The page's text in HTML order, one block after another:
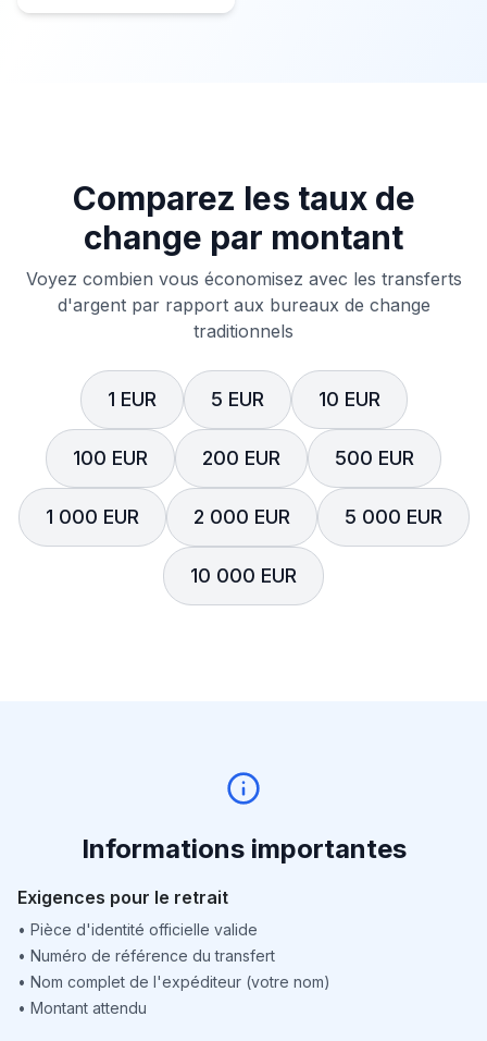
Comparez les taux de
change par montant
Voyez combien vous économisez avec les transferts
d'argent par rapport aux bureaux de change
traditionnels
1 EUR 5 EUR 10 EUR
100 EUR 200 EUR 500 EUR
1 000 EUR 2 000 EUR 5 000 EUR
10 000 EUR
Informations importantes
Exigences pour le retrait
• Pièce d'identité officielle valide
• Numéro de référence du transfert
• Nom complet de l'expéditeur (votre nom)
• Montant attendu